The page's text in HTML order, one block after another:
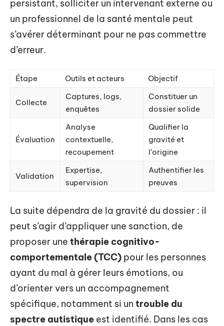
persistant, solliciter un intervenant externe ou
un professionnel de la santé mentale peut
s’avérer déterminant pour ne pas commettre
d’erreur.
Étape Outils et acteurs Objectif
Collecte
Captures, logs,
enquêtes
Constituer un
dossier solide
Évaluation
Analyse
contextuelle,
recoupement
Qualifier la
gravité et
l’origine
Validation
Expertise,
supervision
Authentifier les
preuves
La suite dépendra de la gravité du dossier : il
peut s’agir d’appliquer une sanction, de
proposer une thérapie cognitivo-
comportementale (TCC) pour les personnes
ayant du mal à gérer leurs émotions, ou
d’orienter vers un accompagnement
spécifique, notamment si un trouble du
spectre autistique est identifié. Dans les cas